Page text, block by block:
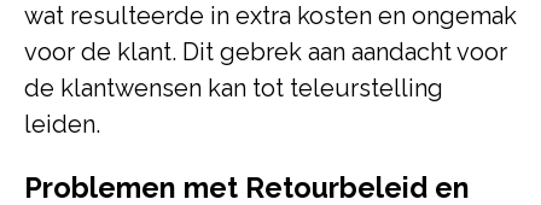
wat resulteerde in extra kosten en ongemak
voor de klant. Dit gebrek aan aandacht voor
de klantwensen kan tot teleurstelling
leiden.
Problemen met Retourbeleid en